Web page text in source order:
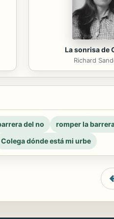
La sonrisa de
Richard
del no
romper la
Colega dónde está mi urbe